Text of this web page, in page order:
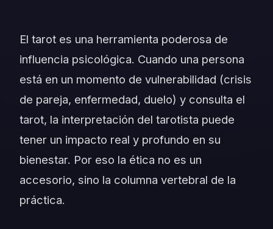
El tarot es una herramienta poderosa de
influencia psicológica. Cuando una persona
está en un momento de vulnerabilidad (crisis
de pareja, enfermedad, duelo) y consulta el
tarot, la interpretación del tarotista puede
tener un impacto real y profundo en su
bienestar. Por eso la ética no es un
accesorio, sino la columna vertebral de la
práctica.